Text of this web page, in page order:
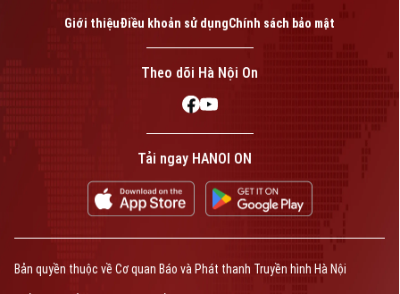
Giới thiệuĐiều khoản sử dụngChính sách bảo mật
Theo dõi Hà Nội On
Tải ngay HANOI ON
Bản quyền thuộc về Cơ quan Báo và Phát thanh Truyền hình Hà Nội